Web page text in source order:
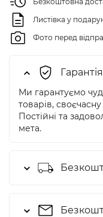
Листівка у
Фото перед
Ми гарантуємо
товарів,
Постійні та
мета.